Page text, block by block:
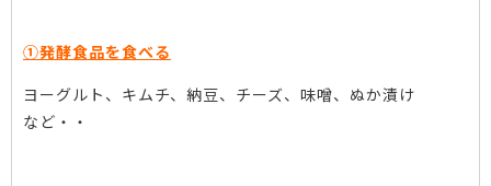
①発酵食品を食べる
ヨーグルト、キムチ、納豆、チーズ、味噌、ぬか漬け
など・・